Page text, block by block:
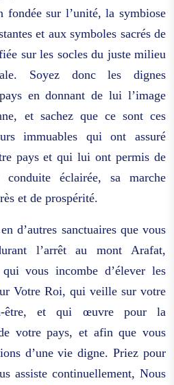
fondée sur l’unité, la symbiose
et aux symboles sacrés de
sur les socles du juste milieu
Soyez donc les dignes
en donnant de lui l’image
et sachez que ce sont ces
immuables qui ont assuré
pays et qui lui ont permis de
éclairée, sa marche
et de prospérité.
d’autres sanctuaires que vous
l’arrêt au mont Arafat,
vous incombe d’élever les
Votre Roi, qui veille sur votre
être, et qui œuvre pour la
votre pays, et afin que vous
d’une vie digne. Priez pour
assiste continuellement, Nous